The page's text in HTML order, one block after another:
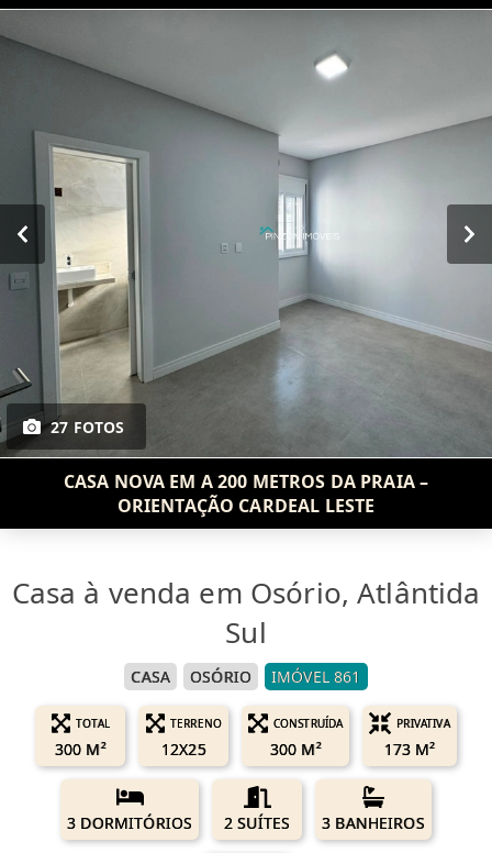
27 FOTOS
CASA NOVA EM A 200 METROS DA PRAIA –
ORIENTAÇÃO CARDEAL LESTE
Casa à venda em Osório, Atlântida
Sul
CASA OSÓRIO IMÓVEL 861
TOTAL
300 M²
TERRENO
12X25
CONSTRUÍDA
300 M²
PRIVATIVA
173 M²
3 DORMITÓRIOS 2 SUÍTES 3 BANHEIROS